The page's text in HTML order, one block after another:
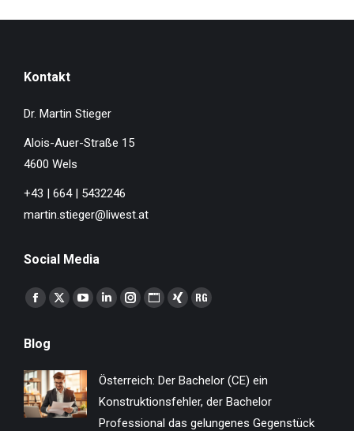
Kontakt
Dr. Martin Stieger
Alois-Auer-Straße 15
4600 Wels
+43 | 664 | 5432246
martin.stieger@liwest.at
Social Media
Finden Sie uns auf:
Facebook
opens
in
new
window
X
in
new
window
YouTube
in
new
window
Linkedin
new
window
Instagram
new
window
Website
new
window
XING
new
window
ResearchGate
new
window
Blog
Österreich: Der Bachelor (CE) ein
Konstruktionsfehler, der Bachelor
Professional das gelungenes Gegenstück